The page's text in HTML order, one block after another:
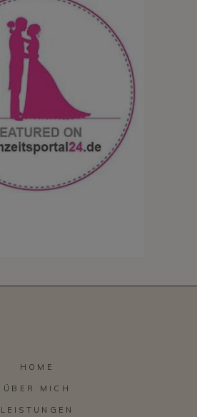
HOME
ÜBER MICH
LEISTUNGEN